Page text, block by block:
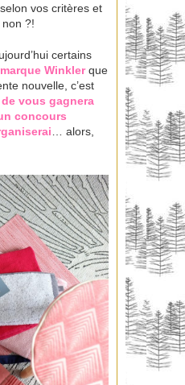
vos critères et
?!
certains
Winklerque
nouvelle, c’est
de vous gagnera
concours
… alors,